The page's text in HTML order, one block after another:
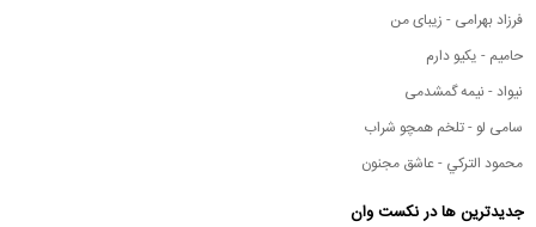
فرزاد بهرامی - زیبای من
حامیم - یکیو دارم
نیواد - نیمه گمشدمی
سامی لو - تلخم همچو شراب
محمود التركي - عاشق مجنون
جدیدترین ها در نکست وان